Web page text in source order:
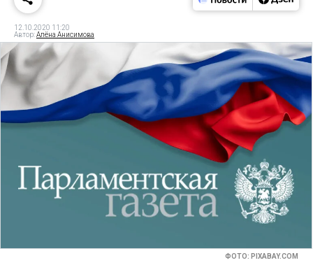
12.10.2020 11:20
Автор:Алёна Анисимова
ФОТО: PIXABAY.COM